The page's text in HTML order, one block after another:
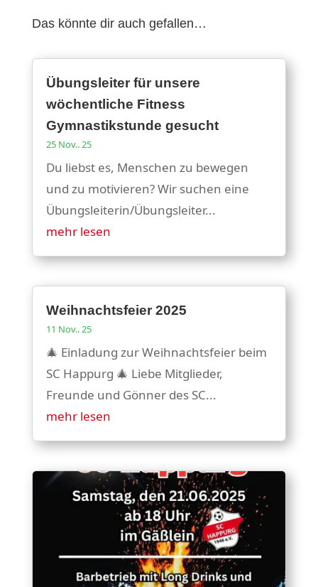
Das könnte dir auch gefallen…
Übungsleiter für unsere
wöchentliche Fitness
Gymnastikstunde gesucht
25 Nov.. 25
Du liebst es, Menschen zu bewegen
und zu motivieren? Wir suchen eine
Übungsleiterin/Übungsleiter...
mehr lesen
Weihnachtsfeier 2025
11 Nov.. 25
🎄 Einladung zur Weihnachtsfeier beim
SC Happurg 🎄 Liebe Mitglieder,
Freunde und Gönner des SC...
mehr lesen